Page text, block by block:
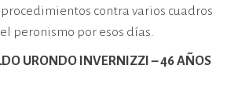
contra varios cuadros
peronismo por esos días.
URONDO INVERNIZZI – 46 AÑOS